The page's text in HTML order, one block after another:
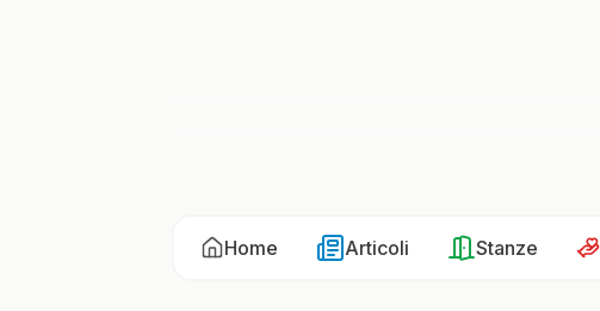
Home Articoli Stanze